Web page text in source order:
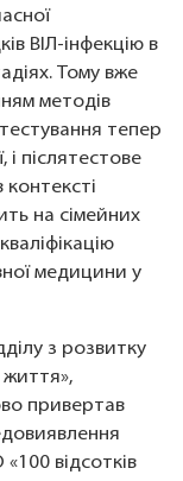
ВІЛ-інфекцію в
Тому вже
методів
тепер
і післятестове
контексті
на сімейних
медицини у
з розвитку
життя»,
привертав
відсотків